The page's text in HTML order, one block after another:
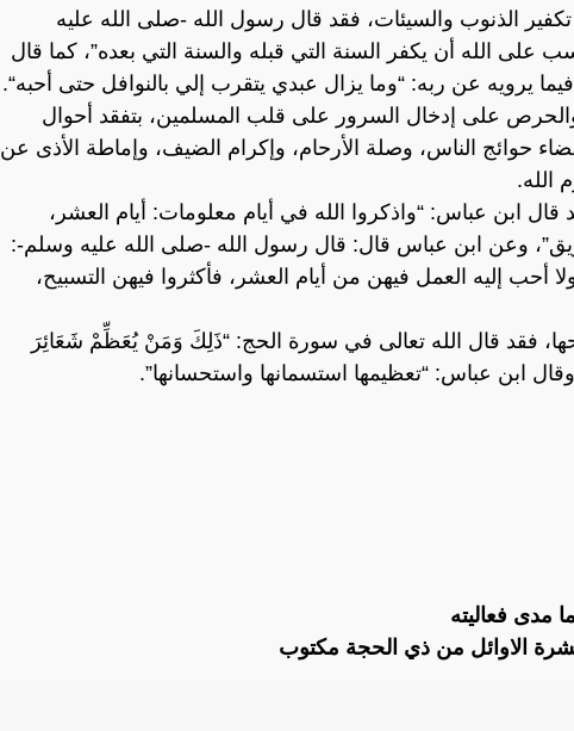
تكفير الذنوب والسيئات، فقد قال رسول الله -صلى الله عليه
الله أن يكفر السنة التي قبله والسنة التي بعده”، كما قال
يرويه عن ربه: “وما يزال عبدي يتقرب إلي بالنوافل حتى أحبه“.
على إدخال السرور على قلب المسلمين، بتفقد أحوال
حوائج الناس، وصلة الأرحام، وإكرام الضيف، وإماطة الأذى عن
الله.
قال ابن عباس: “واذكروا الله في أيام معلومات: أيام العشر،
وعن ابن عباس قال: قال رسول الله -صلى الله عليه وسلم-:
أحب إليه العمل فيهن من أيام العشر، فأكثروا فيهن التسبيح،
فقد قال الله تعالى في سورة الحج: “ذَلِكَ وَمَنْ يُعَظِّمْ شَعَائِرَ
ابن عباس: “تعظيمها استسمانها واستحسانها”.
الاوائل من ذي الحجة مكتوب